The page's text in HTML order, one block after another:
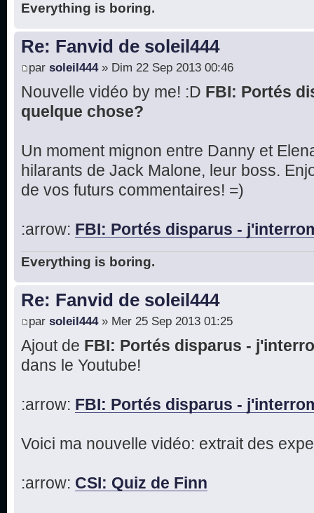
Everything is boring.
Re: Fanvid de soleil444
par soleil444» Dim 22 Sep 2013 00:46
Nouvelle vidéo by me! :D FBI: Portés
quelque chose?
Un moment mignon entre Danny et
hilarants de Jack Malone, leur boss.
de vos futurs commentaires! =)
:arrow: FBI: Portés disparus -
Everything is boring.
Re: Fanvid de soleil444
par soleil444» Mer 25 Sep 2013 01:25
Ajout de FBI: Portés disparus -
dans le Youtube!
:arrow: FBI: Portés disparus -
Voici ma nouvelle vidéo: extrait des
:arrow: CSI: Quiz de Finn